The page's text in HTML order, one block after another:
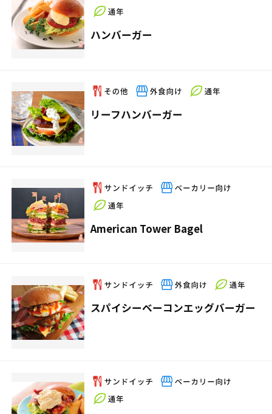
ハンバーガー
リーフハンバーガー
American Tower Bagel
スパイシーベーコンエッグバーガー